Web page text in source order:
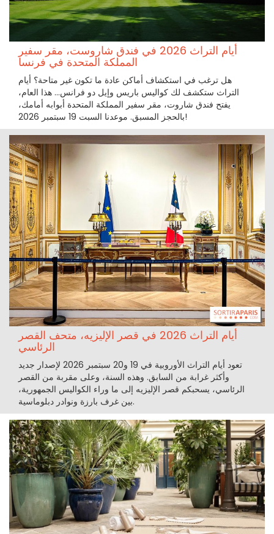
أيام التراث 2026 في فندق شاروست، مقر سفير
المملكة المتحدة في فرنسا
هل ترغب في استكشاف أماكن عادة ما تكون غير متاحة؟ أيام
التراث ستكشف لك كواليس باريس وإيل دو فرانس... هذا العام،
يفتح فندق شاروت، مقر سفير المملكة المتحدة أبوابه أمامك،
بالحجز المسبق. موعدنا السبت 19 سبتمبر 2026!
أيام التراث 2026 في قصر الإليزيه، متحف القصر
الرئاسي
تعود أيام التراث الأوروبية في 19 و20 سبتمبر 2026 لإصدار جديد
وأكثر غرابة من السابق. وهذه السنة، وعلى مقربة من القصر
الرئاسي، يسحبكم قصر الإليزيه إلى ما وراء الكواليس الجمهورية،
بين غرف بارزة ونوادر دبلوماسية.